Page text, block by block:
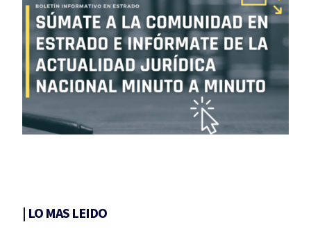
| LO MAS LEIDO